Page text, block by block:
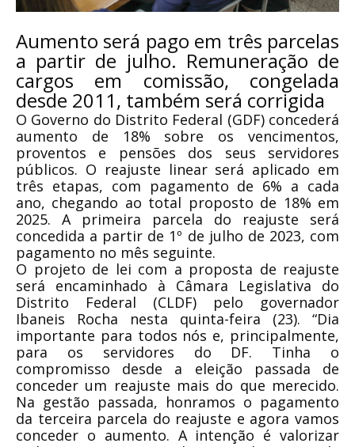
Aumento será pago em três parcelas
a partir de julho. Remuneração de
cargos em comissão, congelada
desde 2011, também será corrigida
O Governo do Distrito Federal (GDF) concederá
aumento de 18% sobre os vencimentos,
proventos e pensões dos seus servidores
públicos. O reajuste linear será aplicado em
três etapas, com pagamento de 6% a cada
ano, chegando ao total proposto de 18% em
2025. A primeira parcela do reajuste será
concedida a partir de 1º de julho de 2023, com
pagamento no mês seguinte.
O projeto de lei com a proposta de reajuste
será encaminhado à Câmara Legislativa do
Distrito Federal (CLDF) pelo governador
Ibaneis Rocha nesta quinta-feira (23). “Dia
importante para todos nós e, principalmente,
para os servidores do DF. Tinha o
compromisso desde a eleição passada de
conceder um reajuste mais do que merecido.
Na gestão passada, honramos o pagamento
da terceira parcela do reajuste e agora vamos
conceder o aumento. A intenção é valorizar